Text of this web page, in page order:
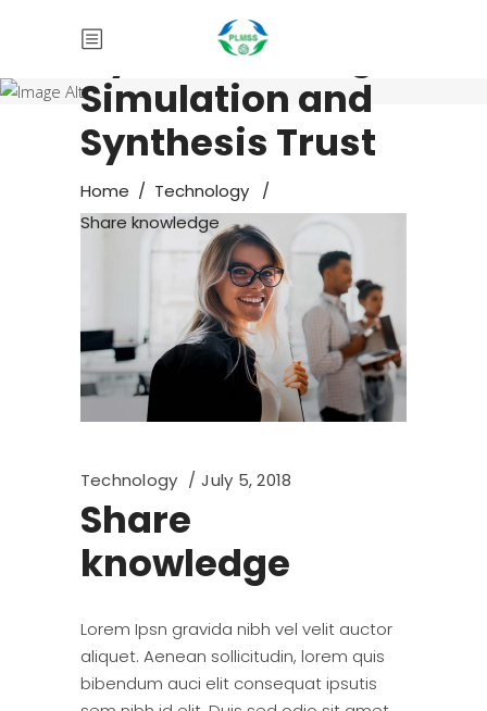
Product Life
Cycle Modeling,
Simulation and
Synthesis Trust
Home / Technology
/
Share knowledge
Technology July 5, 2018
Share
knowledge
Lorem Ipsn gravida nibh vel velit auctor
aliquet. Aenean sollicitudin, lorem quis
bibendum auci elit consequat ipsutis